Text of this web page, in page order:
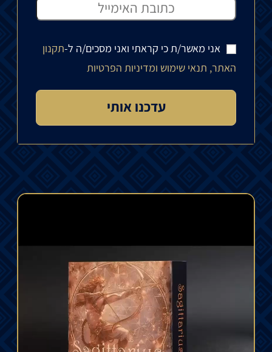
אני מאשר/ת כי קראתי ואני מסכים/ה ל-תקנון
האתר, תנאי שימוש ומדיניות הפרטיות